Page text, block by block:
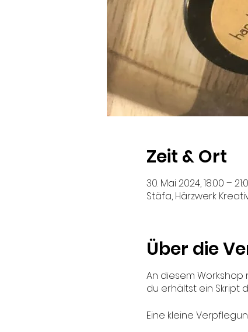
Zeit & Ort
30. Mai 2024, 18:00 –
Stäfa, Härzwerk
Über die
An diesem Workshop
du erhältst ein Skript
Eine kleine